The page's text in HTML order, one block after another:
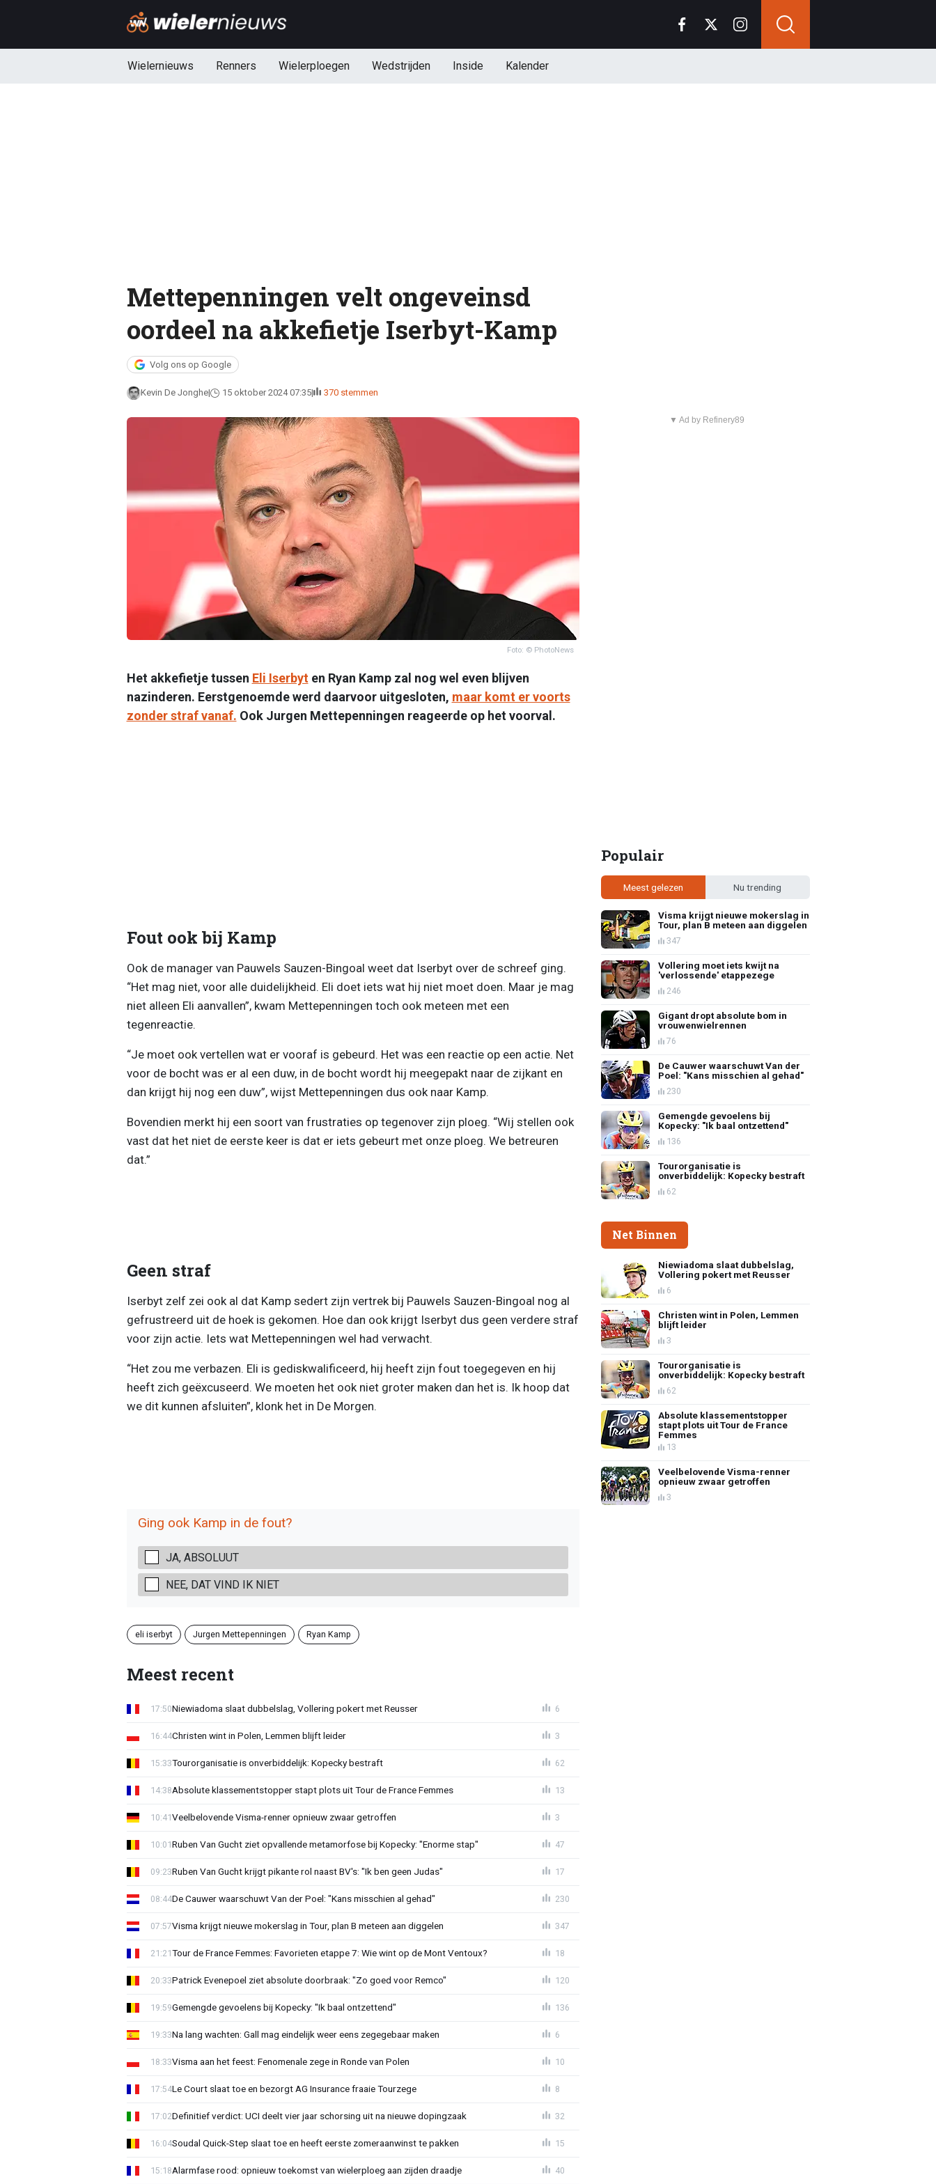
Wielernieuws Renners Wielerploegen Wedstrijden Inside Kalender
Mettepenningen velt ongeveinsd
oordeel na akkefietje Iserbyt-Kamp
Volg ons op Google
Kevin De Jonghe 15 oktober 2024 07:35 370 stemmen
Foto: © PhotoNews
Het akkefietje tussen Eli Iserbyten Ryan Kamp zal nog wel even blijven
nazinderen. Eerstgenoemde werd daarvoor uitgesloten, maar komt er voorts
zonder straf vanaf. Ook Jurgen Mettepenningen reageerde op het voorval.
Fout ook bij Kamp
Ook de manager van Pauwels Sauzen-Bingoal weet dat Iserbyt over de schreef ging.
“Het mag niet, voor alle duidelijkheid. Eli doet iets wat hij niet moet doen. Maar je mag
niet alleen Eli aanvallen”, kwam Mettepenningen toch ook meteen met een
tegenreactie.
“Je moet ook vertellen wat er vooraf is gebeurd. Het was een reactie op een actie. Net
voor de bocht was er al een duw, in de bocht wordt hij meegepakt naar de zijkant en
dan krijgt hij nog een duw”, wijst Mettepenningen dus ook naar Kamp.
Bovendien merkt hij een soort van frustraties op tegenover zijn ploeg. “Wij stellen ook
vast dat het niet de eerste keer is dat er iets gebeurt met onze ploeg. We betreuren
dat.”
Geen straf
Iserbyt zelf zei ook al dat Kamp sedert zijn vertrek bij Pauwels Sauzen-Bingoal nog al
gefrustreerd uit de hoek is gekomen. Hoe dan ook krijgt Iserbyt dus geen verdere straf
voor zijn actie. Iets wat Mettepenningen wel had verwacht.
“Het zou me verbazen. Eli is gediskwalificeerd, hij heeft zijn fout toegegeven en hij
heeft zich geëxcuseerd. We moeten het ook niet groter maken dan het is. Ik hoop dat
we dit kunnen afsluiten”, klonk het in De Morgen.
Ging ook Kamp in de fout?
JA, ABSOLUUT
NEE, DAT VIND IK NIET
eli iserbyt Jurgen Mettepenningen Ryan Kamp
Meest recent
Niewiadoma slaat dubbelslag, Vollering pokert met Reusser
17:50 6
Christen wint in Polen, Lemmen blijft leider
16:44 3
Tourorganisatie is onverbiddelijk: Kopecky bestraft
15:33 62
Absolute klassementstopper stapt plots uit Tour de France Femmes
14:38 13
Veelbelovende Visma-renner opnieuw zwaar getroffen
10:41 3
Ruben Van Gucht ziet opvallende metamorfose bij Kopecky: "Enorme stap"
10:01 47
Ruben Van Gucht krijgt pikante rol naast BV's: "Ik ben geen Judas"
09:23 17
De Cauwer waarschuwt Van der Poel: "Kans misschien al gehad"
08:44 230
Visma krijgt nieuwe mokerslag in Tour, plan B meteen aan diggelen
07:57 347
Tour de France Femmes: Favorieten etappe 7: Wie wint op de Mont Ventoux?
21:21 18
Patrick Evenepoel ziet absolute doorbraak: "Zo goed voor Remco"
20:33 120
Gemengde gevoelens bij Kopecky: "Ik baal ontzettend"
19:59 136
Na lang wachten: Gall mag eindelijk weer eens zegegebaar maken
19:33 6
Visma aan het feest: Fenomenale zege in Ronde van Polen
18:33 10
Le Court slaat toe en bezorgt AG Insurance fraaie Tourzege
17:54 8
Definitief verdict: UCI deelt vier jaar schorsing uit na nieuwe dopingzaak
17:02 32
Soudal Quick-Step slaat toe en heeft eerste zomeraanwinst te pakken
16:04 15
Alarmfase rood: opnieuw toekomst van wielerploeg aan zijden draadje
15:18 40
▼ Ad by Refinery89
Populair
Meest gelezen Nu trending
Visma krijgt nieuwe mokerslag in
Tour, plan B meteen aan diggelen
347
Vollering moet iets kwijt na
'verlossende' etappezege
246
Gigant dropt absolute bom in
vrouwenwielrennen
76
De Cauwer waarschuwt Van der
Poel: "Kans misschien al gehad"
230
Gemengde gevoelens bij
Kopecky: "Ik baal ontzettend"
136
Tourorganisatie is
onverbiddelijk: Kopecky bestraft
62
Net Binnen
Niewiadoma slaat dubbelslag,
Vollering pokert met Reusser
6
Christen wint in Polen, Lemmen
blijft leider
3
Tourorganisatie is
onverbiddelijk: Kopecky bestraft
62
Absolute klassementstopper
stapt plots uit Tour de France
Femmes
13
Veelbelovende Visma-renner
opnieuw zwaar getroffen
3